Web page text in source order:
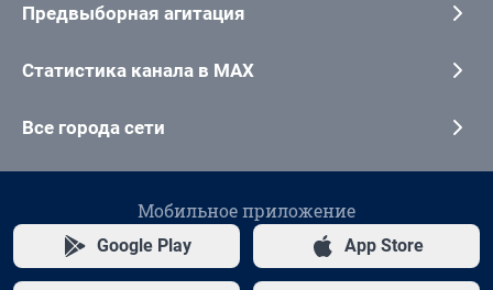
Предвыборная агитация
Статистика канала в MAX
Все города сети
Мобильное приложение
Google Play App Store